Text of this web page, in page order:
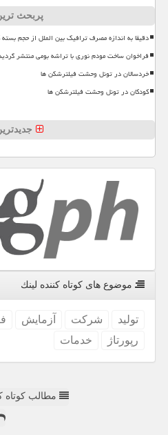
پربحث
دقیقا به اندازه مصرف ترافیک بین الملل از حجم
فراخوان ساخت مودم نوری با تراشه بومی منتشر
خردسالان در تونل وحشت فیلترشکن ها
کودکان در تونل وحشت فیلترشکن ها
موضوع های كوتاه كننده لینك
تولید شركت آزمایش
رپورتاژ
خدمات
مطالب کوتاه